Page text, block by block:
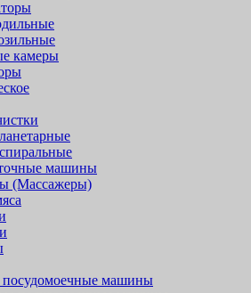
камеры
машины
(Массажеры)
машины